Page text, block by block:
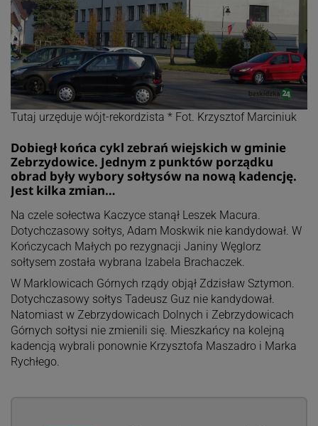
Tutaj urzęduje wójt-rekordzista * Fot. Krzysztof Marciniuk
Dobiegł końca cykl zebrań wiejskich w gminie
Zebrzydowice. Jednym z punktów porządku
obrad były wybory sołtysów na nową kadencję.
Jest kilka zmian…
Na czele sołectwa Kaczyce stanął Leszek Macura.
Dotychczasowy sołtys, Adam Moskwik nie kandydował. W
Kończycach Małych po rezygnacji Janiny Węglorz
sołtysem została wybrana Izabela Brachaczek.
W Marklowicach Górnych rządy objął Zdzisław Sztymon.
Dotychczasowy sołtys Tadeusz Guz nie kandydował.
Natomiast w Zebrzydowicach Dolnych i Zebrzydowicach
Górnych sołtysi nie zmienili się. Mieszkańcy na kolejną
kadencją wybrali ponownie Krzysztofa Maszadro i Marka
Rychłego.